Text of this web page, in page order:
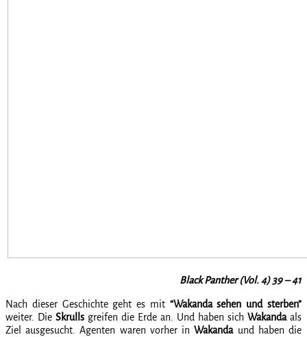
Black Panther (Vol. 4) 39 – 41
Nach dieser Geschichte geht es mit “Wakanda sehen und sterben”
weiter. Die Skrulls greifen die Erde an. Und haben sich Wakandaals
Ziel ausgesucht. Agenten waren vorher inWakandaund haben die